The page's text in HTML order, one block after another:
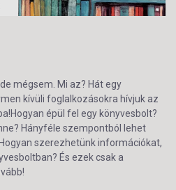
mégsem. Mi az? Hát egy
kívüli foglalkozásokra hívjuk az
épül fel egy könyvesbolt?
Hányféle szempontból lehet
szerezhetünk információkat,
És ezek csak a